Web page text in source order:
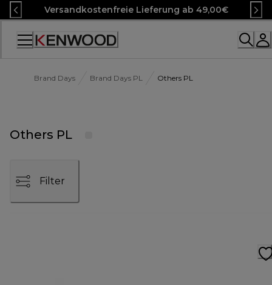
Skip
to
Content
Versandkostenfreie Lieferung ab 49,00€
Accessibility
Brand Days Brand Days PL Others PL
Others PL
Filter